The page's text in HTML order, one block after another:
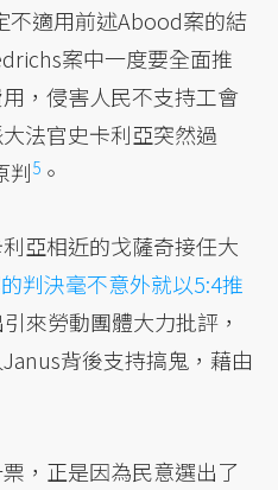
不適用前述Abood案的結
案中一度要全面推
，侵害人民不支持工會
法官史卡利亞突然過
判5 。
亞相近的戈薩奇接任大
判決毫不意外就以5:4推
來勞動團體大力批評，
背後支持搞鬼，藉由
，正是因為民意選出了